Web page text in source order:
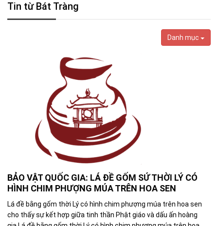
Tin từ Bát Tràng
Danh mục
BẢO VẬT QUỐC GIA: LÁ ĐỀ GỐM SỨ THỜI LÝ CÓ
HÌNH CHIM PHƯỢNG MÚA TRÊN HOA SEN
Lá đề bằng gốm thời Lý có hình chim phượng múa trên hoa sen
cho thấy sự kết hợp giữa tinh thần Phật giáo và dấu ấn hoàng